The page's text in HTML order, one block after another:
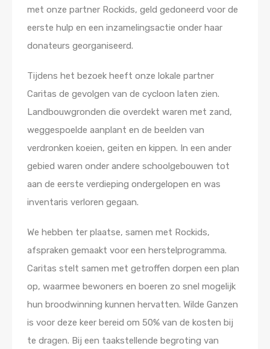
met onze partner Rockids, geld gedoneerd voor de
eerste hulp en een inzamelingsactie onder haar
donateurs georganiseerd.
Tijdens het bezoek heeft onze lokale partner
Caritas de gevolgen van de cycloon laten zien.
Landbouwgronden die overdekt waren met zand,
weggespoelde aanplant en de beelden van
verdronken koeien, geiten en kippen. In een ander
gebied waren onder andere schoolgebouwen tot
aan de eerste verdieping ondergelopen en was
inventaris verloren gegaan.
We hebben ter plaatse, samen met Rockids,
afspraken gemaakt voor een herstelprogramma.
Caritas stelt samen met getroffen dorpen een plan
op, waarmee bewoners en boeren zo snel mogelijk
hun broodwinning kunnen hervatten. Wilde Ganzen
is voor deze keer bereid om 50% van de kosten bij
te dragen. Bij een taakstellende begroting van